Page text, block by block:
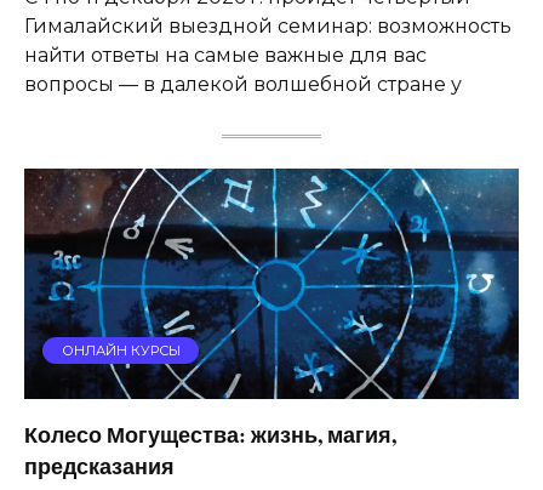
Гималайский выездной семинар: возможность
найти ответы на самые важные для вас
вопросы — в далекой волшебной стране у
ОНЛАЙН КУРСЫ
Колесо Могущества: жизнь, магия,
предсказания